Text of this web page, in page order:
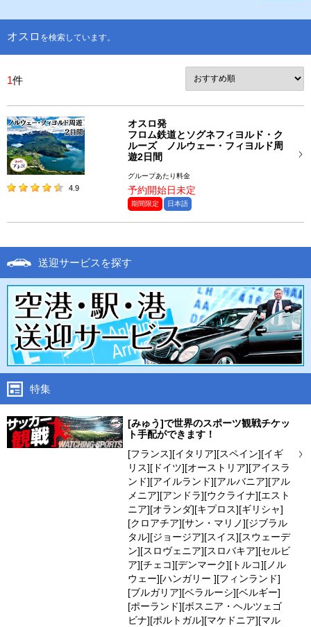
オスロ を検索しています。
1件
4.9
オスロ発
フロム鉄道とソグネフィヨルド・ク
ルーズ ノルウェー・フィヨルド周
遊2日間
グループあたり料金
予約開始日未定
期間限定 日本語
送迎サービスを探す
特集
[みゅう]で世界のスポーツ観戦チケッ
ト手配ができます！
[フランス][イタリア][スペイン][イギ
リス][ドイツ][オーストリア][アイスラ
ンド][アイルランド][アルバニア][アル
メニア][アンドラ][ウクライナ][エスト
ニア][オランダ][キプロス][ギリシャ]
[クロアチア][サン・マリノ][ジブラル
タル][ジョージア][スイス][スウェーデ
ン][スロヴェニア][スロバキア][セルビ
ア][チェコ][デンマーク][トルコ][ノル
ウェー][ハンガリー ][フィンランド]
[ブルガリア][ベラルーシ][ベルギー]
[ポーランド][ボスニア・ヘルツェゴ
ビナ][ポルトガル][マケドニア][マル